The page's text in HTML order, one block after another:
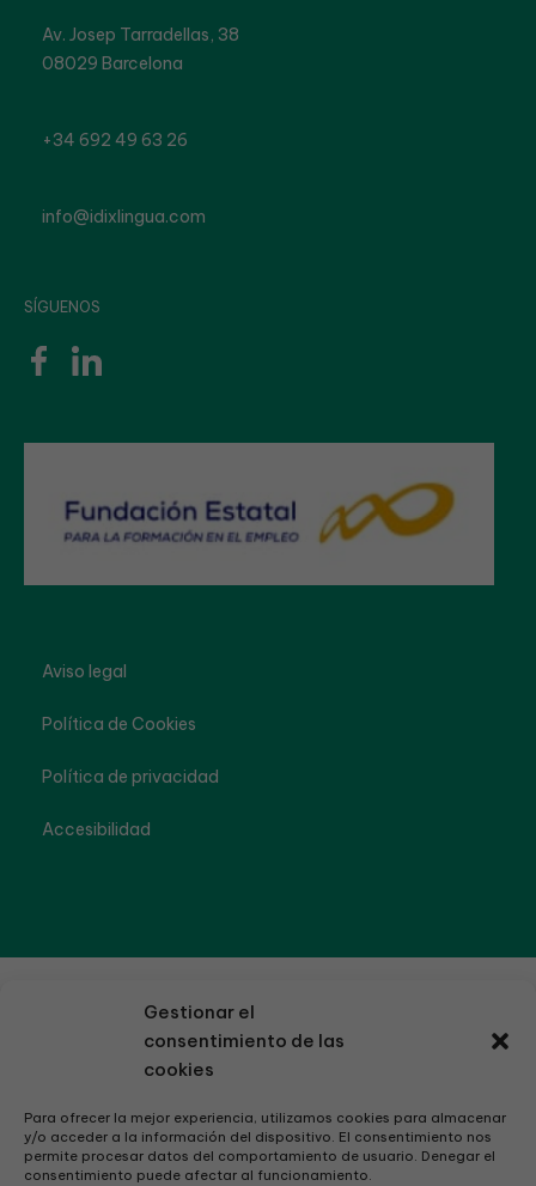
Gestionar el
consentimiento de las
cookies
Para ofrecer la mejor experiencia, utilizamos cookies para almacenar
y/o acceder a la información del dispositivo. El consentimiento nos
permite procesar datos del comportamiento de usuario. Denegar el
consentimiento puede afectar al funcionamiento.
Av. Josep Tarradellas, 38
08029 Barcelona
+34 692 49 63 26
info@idixlingua.com
SÍGUENOS
Aviso legal
Política de Cookies
Política de privacidad
Accesibilidad